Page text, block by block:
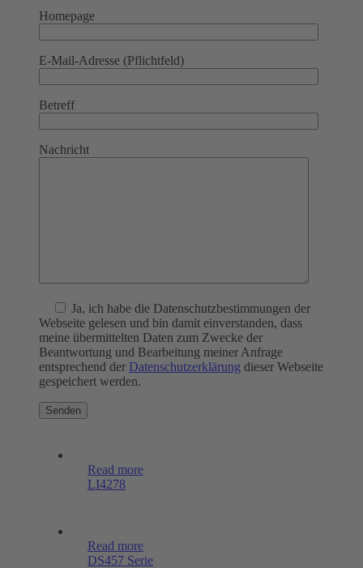
Homepage
E-Mail-Adresse (Pflichtfeld)
Betreff
Nachricht
Ja, ich habe die Datenschutzbestimmungen der
Webseite gelesen und bin damit einverstanden, dass
meine übermittelten Daten zum Zwecke der
Beantwortung und Bearbeitung meiner Anfrage
entsprechend der Datenschutzerklärung dieser Webseite
gespeichert werden.
Read more
LI4278
Read more
DS457 Serie